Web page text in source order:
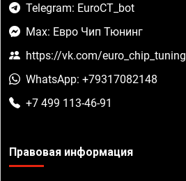
Telegram: EuroCT_bot
Max: Евро Чип Тюнинг
https://vk.com/euro_chip_tuning
WhatsApp: +79317082148
+7 499 113-46-91
Правовая информация